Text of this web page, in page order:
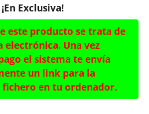
Exclusiva!
este producto se trata de
electrónica. Una vez
el sistema te envía
un link para la
fichero en tu ordenador.